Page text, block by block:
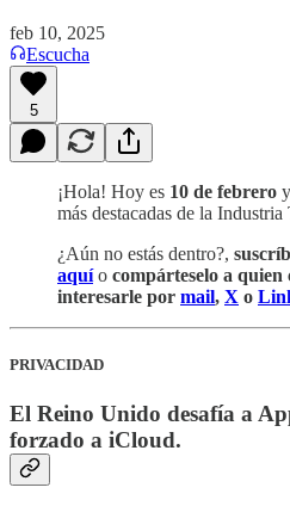
feb 10, 2025
Escucha
5
¡Hola! Hoy es 10 de febrero
más destacadas de la Industria
¿Aún no estás dentro?,
aquí o compárteselo a quien
interesarle por mail, X o
PRIVACIDAD
El Reino Unido desafía a
forzado a iCloud.